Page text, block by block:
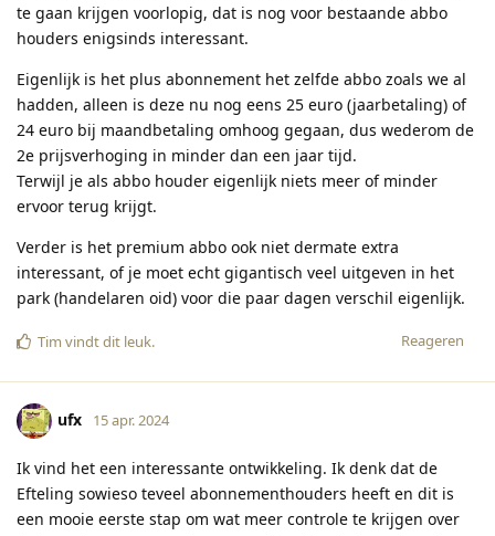
te gaan krijgen voorlopig, dat is nog voor bestaande abbo
houders enigsinds interessant.
Eigenlijk is het plus abonnement het zelfde abbo zoals we al
hadden, alleen is deze nu nog eens 25 euro (jaarbetaling) of
24 euro bij maandbetaling omhoog gegaan, dus wederom de
2e prijsverhoging in minder dan een jaar tijd.
Terwijl je als abbo houder eigenlijk niets meer of minder
ervoor terug krijgt.
Verder is het premium abbo ook niet dermate extra
interessant, of je moet echt gigantisch veel uitgeven in het
park (handelaren oid) voor die paar dagen verschil eigenlijk.
Reageren
Tim vindt dit leuk.
ufx 15 apr. 2024
Ik vind het een interessante ontwikkeling. Ik denk dat de
Efteling sowieso teveel abonnementhouders heeft en dit is
een mooie eerste stap om wat meer controle te krijgen over